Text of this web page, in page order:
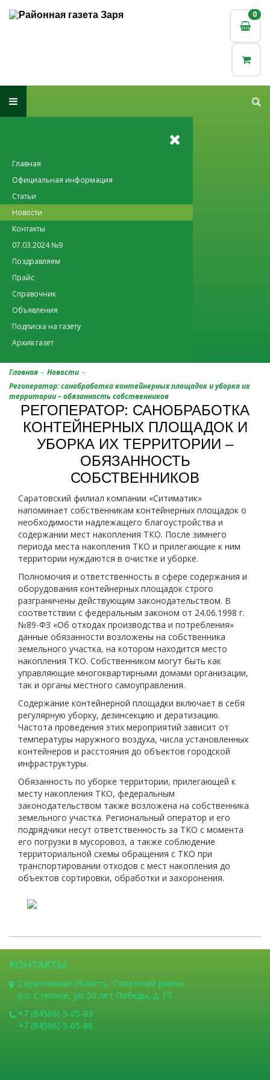
0
0
Главная
Официальная информация
Статьи
Новости
Контакты
07.03.2024 №9
Поздравляем
Прайс
Справочник
Объявления
Подписка на газету
Архив газет
Главная - Новости -
Регоператор: санобработка контейнерных площадок и уборка их
территории – обязанность собственников
РЕГОПЕРАТОР: САНОБРАБОТКА
КОНТЕЙНЕРНЫХ ПЛОЩАДОК И
УБОРКА ИХ ТЕРРИТОРИИ –
ОБЯЗАННОСТЬ
СОБСТВЕННИКОВ
Саратовский филиал компании «Ситиматик»
напоминает собственникам контейнерных площадок о
необходимости надлежащего благоустройства и
содержании мест накопления ТКО. После зимнего
периода места накопления ТКО и прилегающие к ним
территории нуждаются в очистке и уборке.
Полномочия и ответственность в сфере содержания и
оборудования контейнерных площадок строго
разграничены действующим законодательством. В
соответствии с федеральным законом от 24.06.1998 г.
№89-ФЗ «Об отходах производства и потребления»
данные обязанности возложены на собственника
земельного участка, на котором находится место
накопления ТКО. Собственником могут быть как
управляющие многоквартирными домами организации,
так и органы местного самоуправления.
Содержание контейнерной площадки включает в себя
регулярную уборку, дезинсекцию и дератизацию.
Частота проведения этих мероприятий зависит от
температуры наружного воздуха, числа установленных
контейнеров и расстояния до объектов городской
инфраструктуры.
Обязанность по уборке территории, прилегающей к
месту накопления ТКО, федеральным
законодательством также возложена на собственника
земельного участка. Региональный оператор и его
подрядчики несут ответственность за ТКО с момента
его погрузки в мусоровоз, а также соблюдение
территориальной схемы обращения с ТКО при
транспортировании отходов с мест накопления до
объектов сортировки, обработки и захоронения.
КОНТАКТЫ
Саратовская область, Советский район,
р.п. Степное, ул. 50 лет Победы, д. 13
+7 (84566) 5-05-83
+7 (84566) 5-05-88